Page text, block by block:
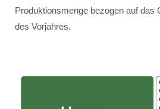
Produktionsmenge bezogen auf das
des Vorjahres.